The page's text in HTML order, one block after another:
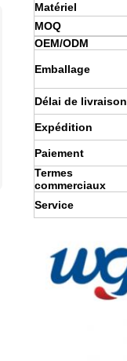
Matériel
MOQ
OEM/ODM
Emballage
Délai de livraison
Expédition
Paiement
Termes
commerciaux
Service